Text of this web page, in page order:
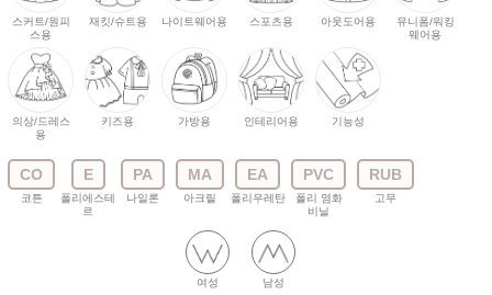
스커트/원피
스용
재킷/슈트용 나이트웨어용 스포츠용 아웃도어용
유니폼/워킹
웨어용
의상/드레스
용
키즈용 가방용 인테리어용 기능성
CO
코튼
E
폴리에스테
르
PA
나일론
MA
아크릴
EA
폴리우레탄
PVC
폴리 염화
비닐
RUB
고무
여성 남성